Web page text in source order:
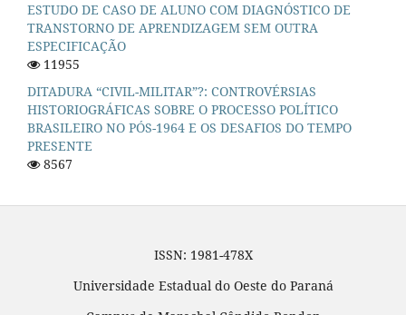
ESTUDO DE CASO DE ALUNO COM DIAGNÓSTICO DE
TRANSTORNO DE APRENDIZAGEM SEM OUTRA
ESPECIFICAÇÃO
11955
DITADURA “CIVIL-MILITAR”?: CONTROVÉRSIAS
HISTORIOGRÁFICAS SOBRE O PROCESSO POLÍTICO
BRASILEIRO NO PÓS-1964 E OS DESAFIOS DO TEMPO
PRESENTE
8567
ISSN: 1981-478X
Universidade Estadual do Oeste do Paraná